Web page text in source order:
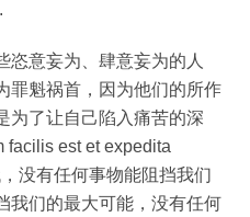
恣意妄为、肆意妄为的人
罪魁祸首，因为他们的所作
为了让自己陷入痛苦的深
facilis est et expedita
没有任何事物能阻挡我们
我们的最大可能，没有任何